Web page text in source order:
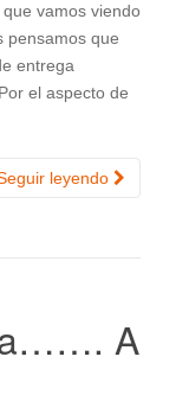
vamos viendo
pensamos que
entrega
el aspecto de
leyendo
A